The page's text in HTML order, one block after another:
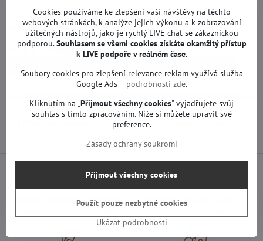
Tcon má v televizoru na starosti bezproblémové fungování
obrazovky. Nachází se mezi základní deskou a LED panelem.
Více z kategorie
Všechny produkty testujeme Doprava pouze za 89 Kč
Cookies používáme ke zlepšení vaší návštěvy na těchto
webových stránkách, k analýze jejich výkonu a k zobrazování
užitečných nástrojů, jako je rychlý LIVE chat se zákaznickou
podporou.Souhlasem se všemi cookies získáte okamžitý přístup
k LIVE podpoře v reálném čase.
Soubory cookies pro zlepšení relevance reklam využívá služba
Google Ads – podrobnosti zde.
Kliknutím na „ Přijmout všechny cookies" vyjadřujete svůj
souhlas s tímto zpracováním. Níže si můžete upravit své
preference.
Zásady ochrany soukromí
Ukázat podrobnosti
Přijmout všechny cookies
Použít pouze nezbytné cookies